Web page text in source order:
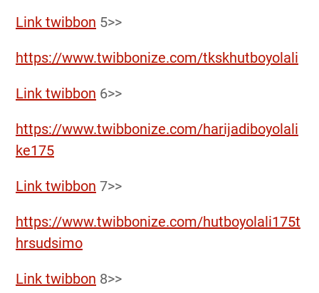
Link twibbon 5>>
https://www.twibbonize.com/tkskhutboyolali
Link twibbon 6>>
https://www.twibbonize.com/harijadiboyolali
ke175
Link twibbon 7>>
https://www.twibbonize.com/hutboyolali175t
hrsudsimo
Link twibbon 8>>